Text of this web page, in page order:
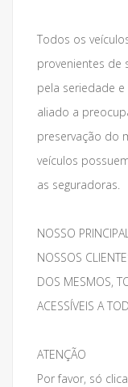
Todos os
provenientes de
pela seriedade
aliado a
preservação do
veículos
as seguradoras.
NOSSO
NOSSOS
DOS MESMOS,
ACESSÍVEIS A
ATENÇÃO
Por favor, só